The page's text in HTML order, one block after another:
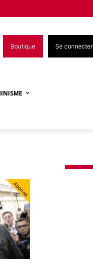
Boutique Se connecter
Abonné